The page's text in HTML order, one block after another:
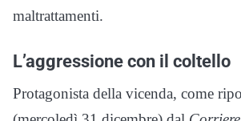
maltrattamenti.
L’aggressione con il coltello
Protagonista della vicenda, come